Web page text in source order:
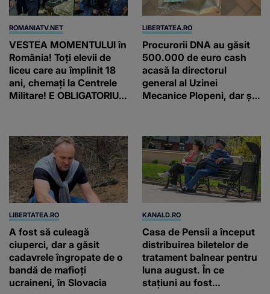
ROMANIATV.NET
VESTEA MOMENTULUI în
România! Toți elevii de
liceu care au împlinit 18
ani, chemați la Centrele
Militare! E OBLIGATORIU.
LIBERTATEA.RO
Procurorii DNA au găsit
500.000 de euro cash
acasă la directorul
general al Uzinei
Mecanice Plopeni, dar și
LIBERTATEA.RO
A fost să culeagă
ciuperci, dar a găsit
cadavrele îngropate de o
bandă de mafioți
ucraineni, în Slovacia
KANALD.RO
Casa de Pensii a început
distribuirea biletelor de
tratament balnear pentru
luna august. În ce
stațiuni au fost